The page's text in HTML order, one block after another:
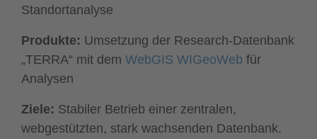
Standortanalyse
Produkte: Umsetzung der Research-Datenbank
„TERRA“ mit dem WebGIS WIGeoWeb für
Analysen
Ziele: Stabiler Betrieb einer zentralen,
webgestützten, stark wachsenden Datenbank.